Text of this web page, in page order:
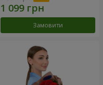
Замовити